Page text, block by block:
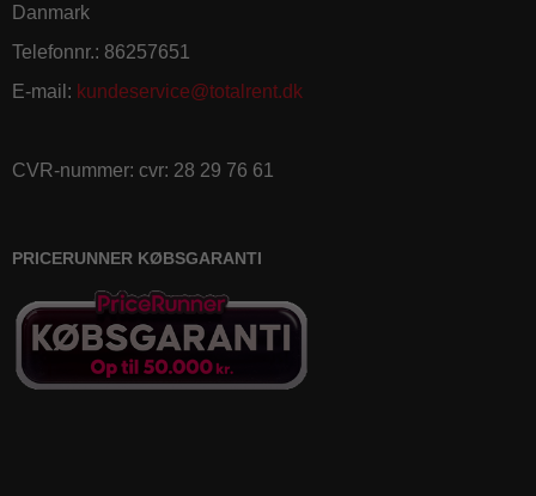
Danmark
Telefonnr.: 86257651
E-mail : kundeservice@totalrent.dk
CVR-nummer: cvr: 28 29 76 61
PRICERUNNER KØBSGARANTI